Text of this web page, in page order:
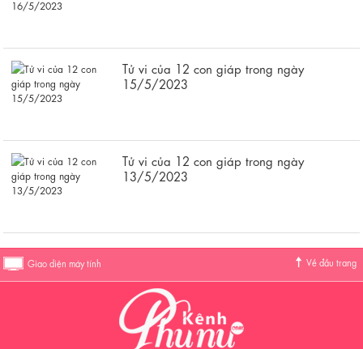
Tử vi của 12 con giáp trong ngày
15/5/2023
Tử vi của 12 con giáp trong ngày
13/5/2023
Giao diện máy tính Về đầu trang